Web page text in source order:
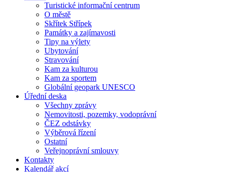
Turistické informační centrum
O městě
Skřítek Střípek
Památky a zajímavosti
Tipy na výlety
Ubytování
Stravování
Kam za kulturou
Kam za sportem
Globální geopark UNESCO
Úřední deska
Všechny zprávy
Nemovitosti, pozemky, vodoprávní
ČEZ odstávky
Výběrová řízení
Ostatní
Veřejnoprávní smlouvy
Kontakty
Kalendář akcí